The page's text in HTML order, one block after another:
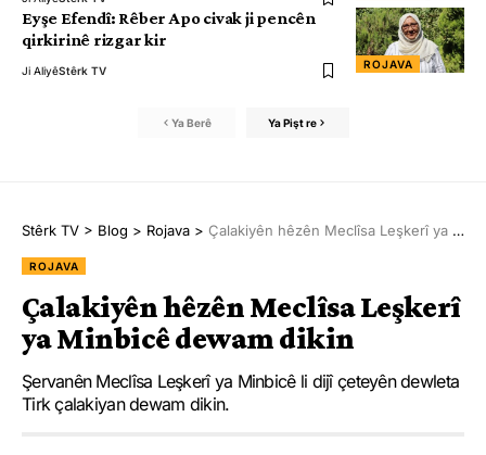
ROJAVA
Eyşe Efendî: Rêber Apo civak ji pencên
qirkirinê rizgar kir
Ji AliyêStêrk TV
Ya Berê Ya Pişt re
Stêrk TV > Blog > Rojava > Çalakiyên hêzên Meclîsa Leşkerî ya Minbicê dewam dikin
ROJAVA
Çalakiyên hêzên Meclîsa Leşkerî
ya Minbicê dewam dikin
Şervanên Meclîsa Leşkerî ya Minbicê li dijî çeteyên dewleta
Tirk çalakiyan dewam dikin.